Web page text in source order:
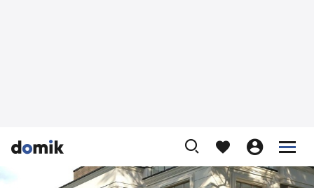


    

